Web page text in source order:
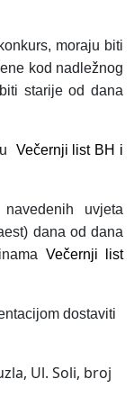
moraju biti
kod nadležnog
starije od dana
Večernji list BH i
uvjeta
dana od dana
Večernji list
dostaviti
Ul. Soli, broj